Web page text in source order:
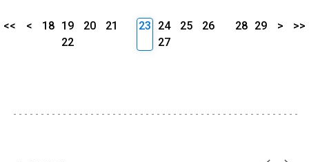
<< < 18 19 20
21
22
23 24 25
26
27
28 29 > >>